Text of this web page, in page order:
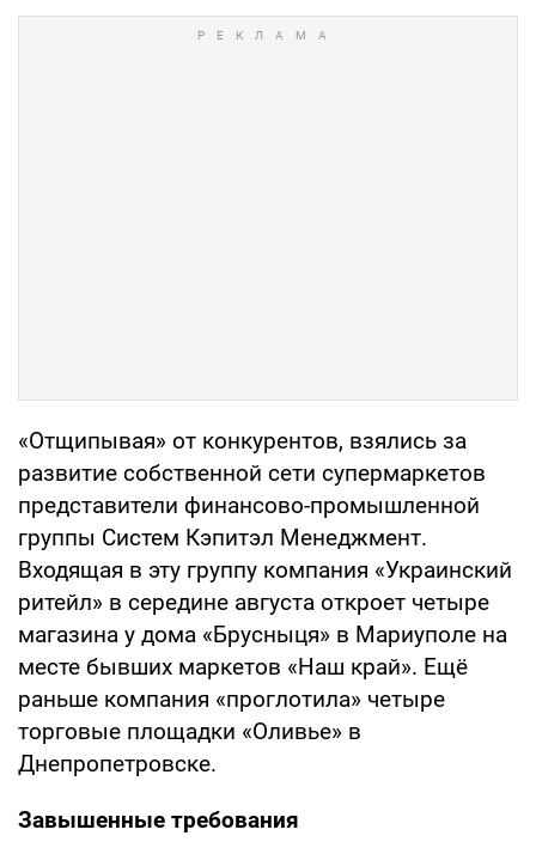
«Отщипывая» от конкурентов, взялись за
развитие собственной сети супермаркетов
представители финансово-промышленной
группы Систем Кэпитэл Менеджмент.
Входящая в эту группу компания «Украинский
ритейл» в середине августа откроет четыре
магазина у дома «Брусныця» в Мариуполе на
месте бывших маркетов «Наш край». Ещё
раньше компания «проглотила» четыре
торговые площадки «Оливье» в
Днепропетровске.
Завышенные требования